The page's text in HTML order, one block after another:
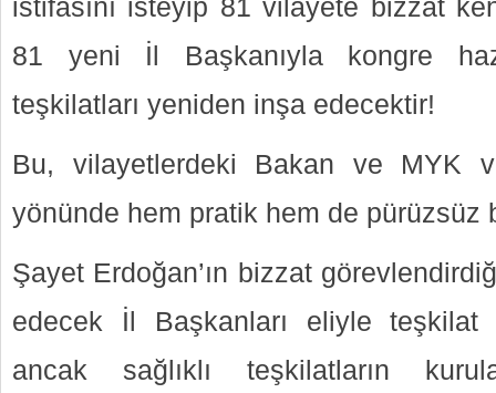
istifasını isteyip 81 vilayete bizzat
81 yeni İl Başkanıyla kongre
teşkilatları yeniden inşa edecektir!
Bu, vilayetlerdeki Bakan ve MYK
yönünde hem pratik hem de pürüzsüz
Şayet Erdoğan’ın bizzat
edecek İl Başkanları eliyle teşkilat
ancak sağlıklı teşkilatların